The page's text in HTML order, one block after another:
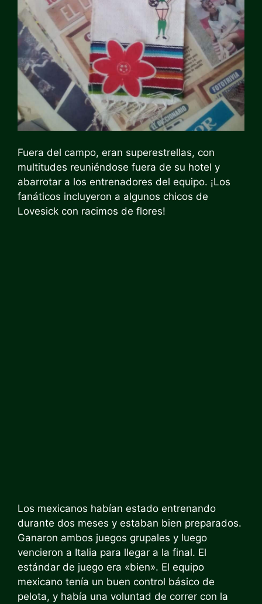
Fuera del campo, eran superestrellas, con
multitudes reuniéndose fuera de su hotel y
abarrotar a los entrenadores del equipo. ¡Los
fanáticos incluyeron a algunos chicos de
Lovesick con racimos de flores!
Los mexicanos habían estado entrenando
durante dos meses y estaban bien preparados.
Ganaron ambos juegos grupales y luego
vencieron a Italia para llegar a la final. El
estándar de juego era «bien». El equipo
mexicano tenía un buen control básico de
pelota, y había una voluntad de correr con la